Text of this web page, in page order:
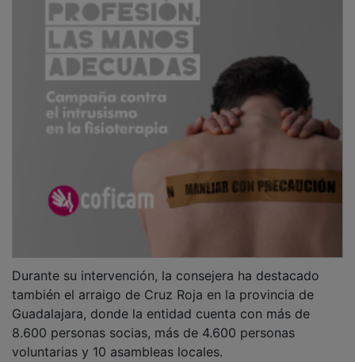
voluntarias y 10 asambleas locales.
García Torijano ha señalado que Cruz Roja Guadalajara
"forma parte de la vida de esta provincia" y está
presente en ámbitos como la inclusión social, el
empleo, la igualdad, la atención a personas mayores,
la infancia, la juventud, las emergencias y el
acompañamiento a quienes atraviesan situaciones de
Ha remarcado que "la buena voluntad es
imprescindible, pero no basta; hay que organizarla,
regional junto al conjunto del Tercer Sector Social", ha
afirmado.
La consejera ha concluido agradeciendo el trabajo de
Cruz Roja Guadalajara y de todas las personas